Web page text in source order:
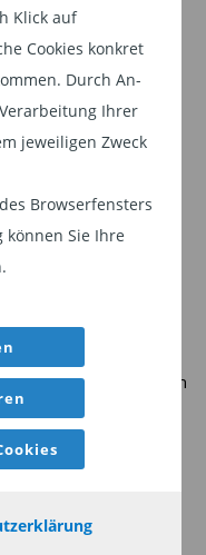
Klick auf
Cookies konkret
Durch An-
Ihrer
jeweiligen Zweck
Browserfensters
Sie Ihre
FÜR EINE LONG-
2025
Sie in den
Chancen bietet
OGAW-Fonds für
und Spezialmetallaktien
Kompetenz und